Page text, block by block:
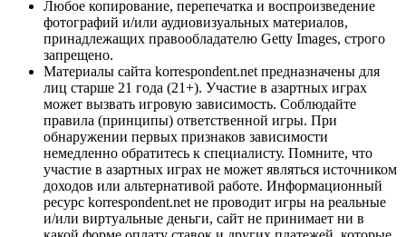
Любое копирование, перепечатка и воспроизведение
фотографий и/или аудиовизуальных материалов,
принадлежащих правообладателю Getty Images, строго
запрещено.
Материалы сайта korrespondent.net предназначены для
лиц старше 21 года (21+). Участие в азартных играх
может вызвать игровую зависимость. Соблюдайте
правила (принципы) ответственной игры. При
обнаружении первых признаков зависимости
немедленно обратитесь к специалисту. Помните, что
участие в азартных играх не может являться источником
доходов или альтернативой работе. Информационный
ресурс korrespondent.net не проводит игры на реальные
и/или виртуальные деньги, сайт не принимает ни в